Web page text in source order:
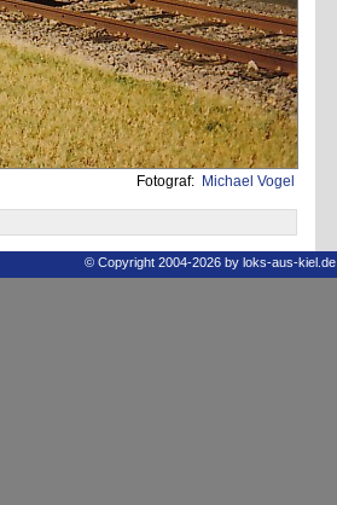
Fotograf: Michael Vogel
© Copyright 2004-2026 by loks-aus-kiel.de